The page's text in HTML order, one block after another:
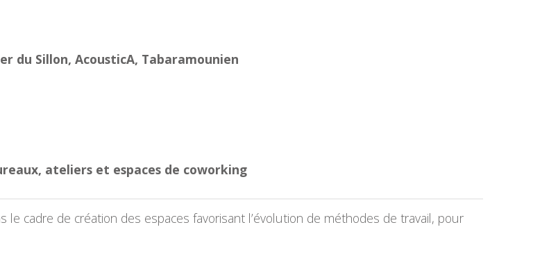
du Sillon, AcousticA, Tabaramounien
ateliers et espaces de coworking
le cadre de création des espaces favorisant l’évolution de méthodes de travail, pour